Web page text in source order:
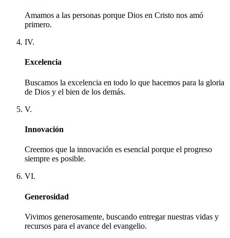
Amamos a las personas porque Dios en Cristo nos amó
primero.
IV.
Excelencia
Buscamos la excelencia en todo lo que hacemos para la gloria
de Dios y el bien de los demás.
V.
Innovación
Creemos que la innovación es esencial porque el progreso
siempre es posible.
VI.
Generosidad
Vivimos generosamente, buscando entregar nuestras vidas y
recursos para el avance del evangelio.